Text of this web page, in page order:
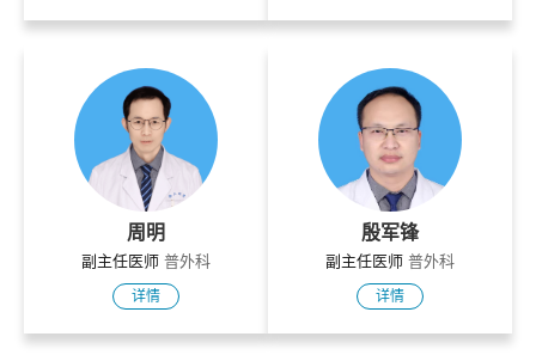
周明
副主任医师 普外科
详情
殷军锋
副主任医师 普外科
详情